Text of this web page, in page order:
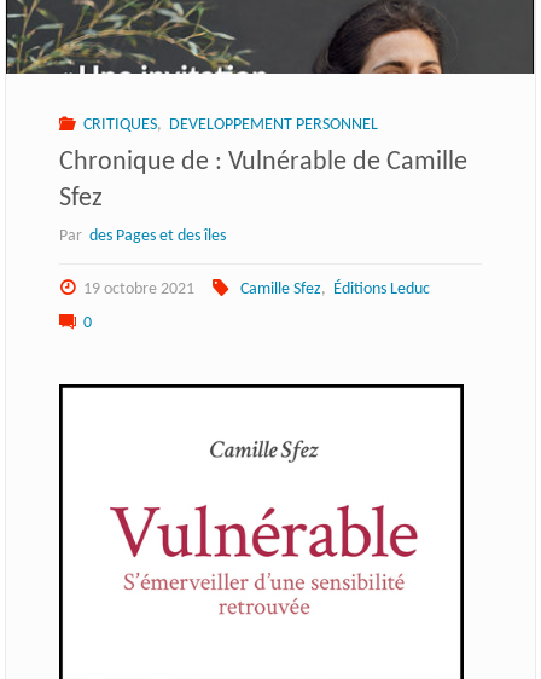
CRITIQUES, DEVELOPPEMENT PERSONNEL
Chronique de : Vulnérable de Camille
Sfez
Par des Pages et des îles
19 octobre 2021 Camille Sfez, Éditions Leduc
0